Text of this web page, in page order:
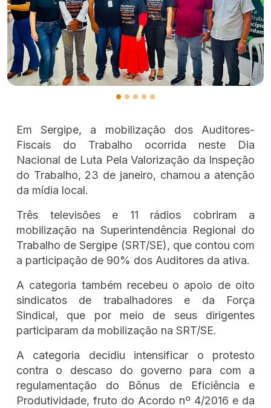
Em Sergipe, a mobilização dos Auditores-
Fiscais do Trabalho ocorrida neste Dia
Nacional de Luta Pela Valorização da Inspeção
do Trabalho, 23 de janeiro, chamou a atenção
da mídia local.
Três televisões e 11 rádios cobriram a
mobilização na Superintendência Regional do
Trabalho de Sergipe (SRT/SE), que contou com
a participação de 90% dos Auditores da ativa.
A categoria também recebeu o apoio de oito
sindicatos de trabalhadores e da Força
Sindical, que por meio de seus dirigentes
participaram da mobilização na SRT/SE.
A categoria decidiu intensificar o protesto
contra o descaso do governo para com a
regulamentação do Bônus de Eficiência e
Produtividade, fruto do Acordo nº 4/2016 e da